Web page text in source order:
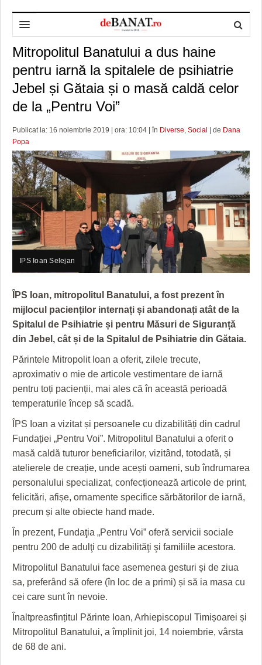
HOME
DESPRE NOI
REDACȚIA DEBANAT
ADMINISTRAȚIE
PRIMĂRIA TIMIŞOARA
POLITICĂ
FOTBAL JUDETEAN
ALTE SPORTURI
DOSARELE DEBANAT
ETICA LUCIDITĂȚII ASISTATE
JURNAL DE CAMPANIE
ZÂMBETE AMARE
GRĂDINA TAICII DOMNULUI
CU OIŞTEA-N KIERKEGAARD
FINANŢĂRI DE LA A LA Z
PE SURSE
TIMP LIBER ȘI CULTURĂ
TIMP LIBER
ULTRAMARIN VA RECOMANDA
CULTURA
CRONICĂ DE FILM
FILME DOCUMENTARE
CLIPURI VIDEO
JOCURI ONLINE
ECONOMIC
AFACERI
SĂNĂTATE
MAI MULTE
ACCIDENTE
INFO SI UTILE
CULTURA
INVATAMANT
JUSTITIE
FILME DOCUMENTARE
CLIPURI VIDEO
JOCURI ONLINE
DIVERSE
FARMACII DIN TIMIŞOARA
HARTA TIMIŞOAREI
LICEE, ŞCOLI ŞI GRĂDINIŢE DIN TIMIŞ
PRIMĂRIILE DIN TIMIŞ
SFATUL MEDICULUI
SFATURI JURIDICE
Mitropolitul Banatului a dus haine
pentru iarnă la spitalele de psihiatrie
Jebel și Gătaia și o masă caldă celor
de la „Pentru Voi”
Publicat la: 16 noiembrie 2019 | ora: 10:04 | în Diverse, Social | de Dana
Popa
IPS Ioan Selejan
ÎPS Ioan, mitropolitul Banatului, a fost prezent în
mijlocul pacienților internați și abandonați atât de la
Spitalul de Psihiatrie și pentru Măsuri de Siguranță
din Jebel, cât și de la Spitalul de Psihiatrie din Gătaia.
Părintele Mitropolit Ioan a oferit, zilele trecute,
aproximativ o mie de articole vestimentare de iarnă
pentru toți pacienții, mai ales că în această perioadă
temperaturile încep să scadă.
ÎPS Ioan a vizitat și persoanele cu dizabilități din cadrul
Fundației „Pentru Voi”. Mitropolitul Banatului a oferit o
masă caldă tuturor beneficiarilor, vizitând, totodată, și
atelierele de creație, unde acești oameni, sub îndrumarea
personalului specializat, confecționează articole de print,
felicitări, afișe, ornamente specifice sărbătorilor de iarnă,
precum și alte obiecte hand made.
În prezent, Fundaţia „Pentru Voi” oferă servicii sociale
pentru 200 de adulţi cu dizabilităţi şi familiile acestora.
Mitropolitul Banatului face asemenea gesturi și de ziua
sa, preferând să ofere (în loc de a primi) și să ia masa cu
cei care sunt în nevoie.
Înaltpreasfințitul Părinte Ioan, Arhiepiscopul Timișoarei și
Mitropolitul Banatului, a împlinit joi, 14 noiembrie, vârsta
de 68 de ani.